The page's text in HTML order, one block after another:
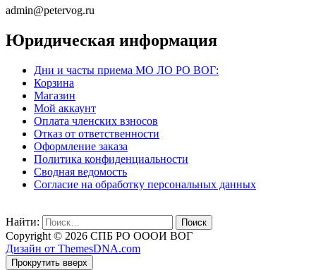
admin@petervog.ru
Юридическая информация
Дни и часты приема МО ЛО РО ВОГ:
Корзина
Магазин
Мой аккаунт
Оплата членских взносов
Отказ от ответственности
Оформление заказа
Политика конфиденциальности
Сводная ведомость
Согласие на обработку персональных данных
Найти:
Copyright © 2026 СПБ РО ОООИ ВОГ
Дизайн от ThemesDNA.com
Прокрутить вверх